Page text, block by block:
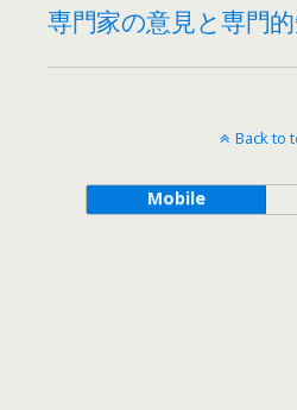
専門家の意見と専門
Back to
Mobile